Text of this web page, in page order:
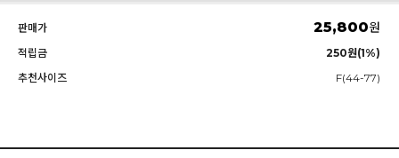
판매가 25,800원
적립금
250원(1%)
추천사이즈
F(44-77)